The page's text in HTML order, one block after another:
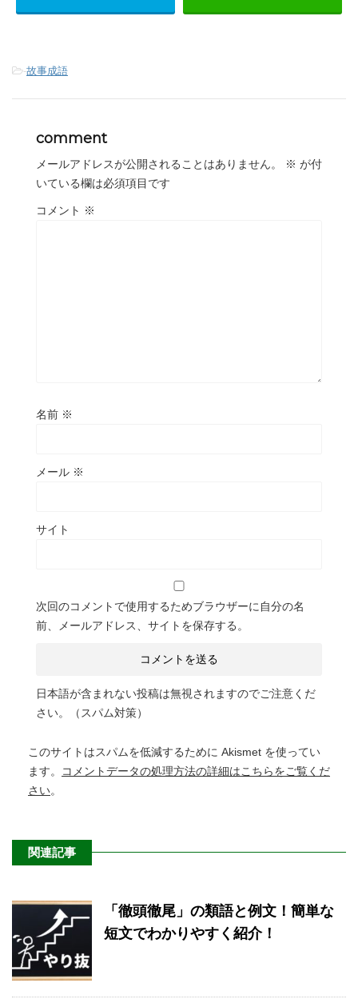
-故事成語
comment
メールアドレスが公開されることはありません。 ※ が付
いている欄は必須項目です
コメント ※
名前 ※
メール ※
サイト
次回のコメントで使用するためブラウザーに自分の名
前、メールアドレス、サイトを保存する。
日本語が含まれない投稿は無視されますのでご注意くだ
さい。（スパム対策）
このサイトはスパムを低減するために Akismet を使ってい
ます。
コメントデータの処理方法の詳細はこちらをご覧くだ
さい。
関連記事
「徹頭徹尾」の類語と例文！簡単な
短文でわかりやすく紹介！